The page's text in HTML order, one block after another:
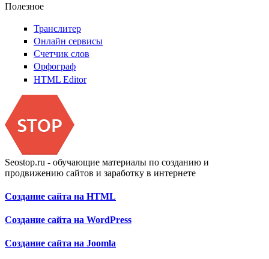
Полезное
Транслитер
Онлайн сервисы
Счетчик слов
Орфограф
HTML Editor
Seostop.ru - обучающие материалы по созданию и
продвижению сайтов и заработку в интернете
Создание сайта на HTML
Создание сайта на WordPress
Создание сайта на Joomla